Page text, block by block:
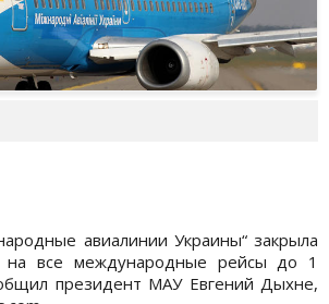
авиалинии Украины“ закрыла
на все международные рейсы до 1
президент МАУ Евгений Дыхне,